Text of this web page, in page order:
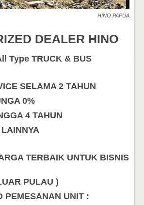
HINO PAPUA
DEALER HINO
Type TRUCK & BUS
SELAMA 2 TAHUN
0%
4 TAHUN
TERBAIK UNTUK BISNIS
PULAU )
PEMESANAN UNIT :